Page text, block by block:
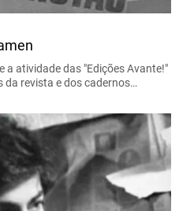
atividade das "Edições Avante!"
da revista e dos cadernos…